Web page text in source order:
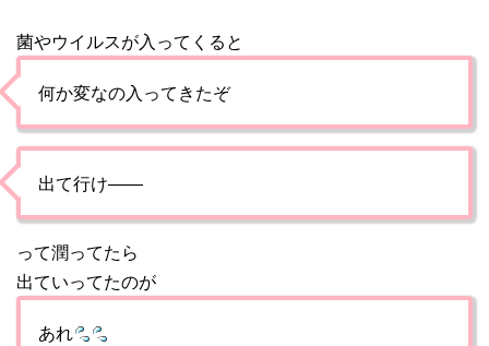
菌やウイルスが入ってくると
何か変なの入ってきたぞ
出て行け――
って潤ってたら
出ていってたのが
あれ